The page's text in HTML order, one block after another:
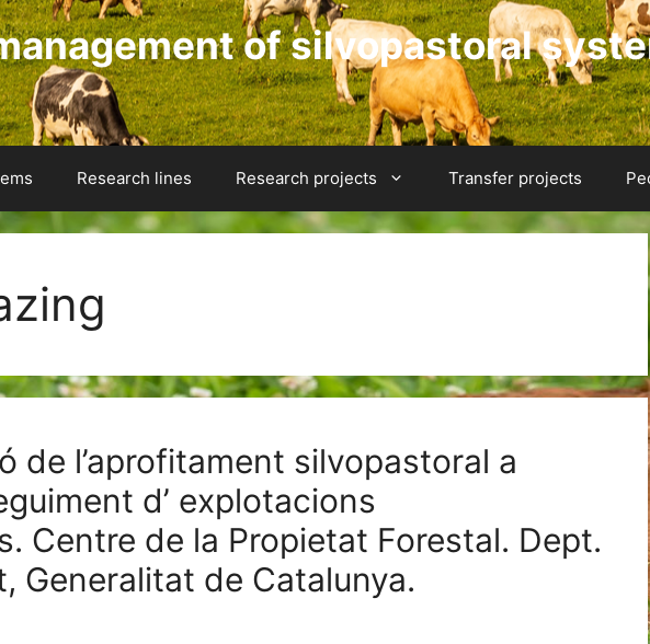
of silvopastoral
Research lines Research projects Transfer projects
de l’aprofitament silvopastoral a
d’ explotacions
Centre de la Propietat Forestal. Dept.
Generalitat de Catalunya.